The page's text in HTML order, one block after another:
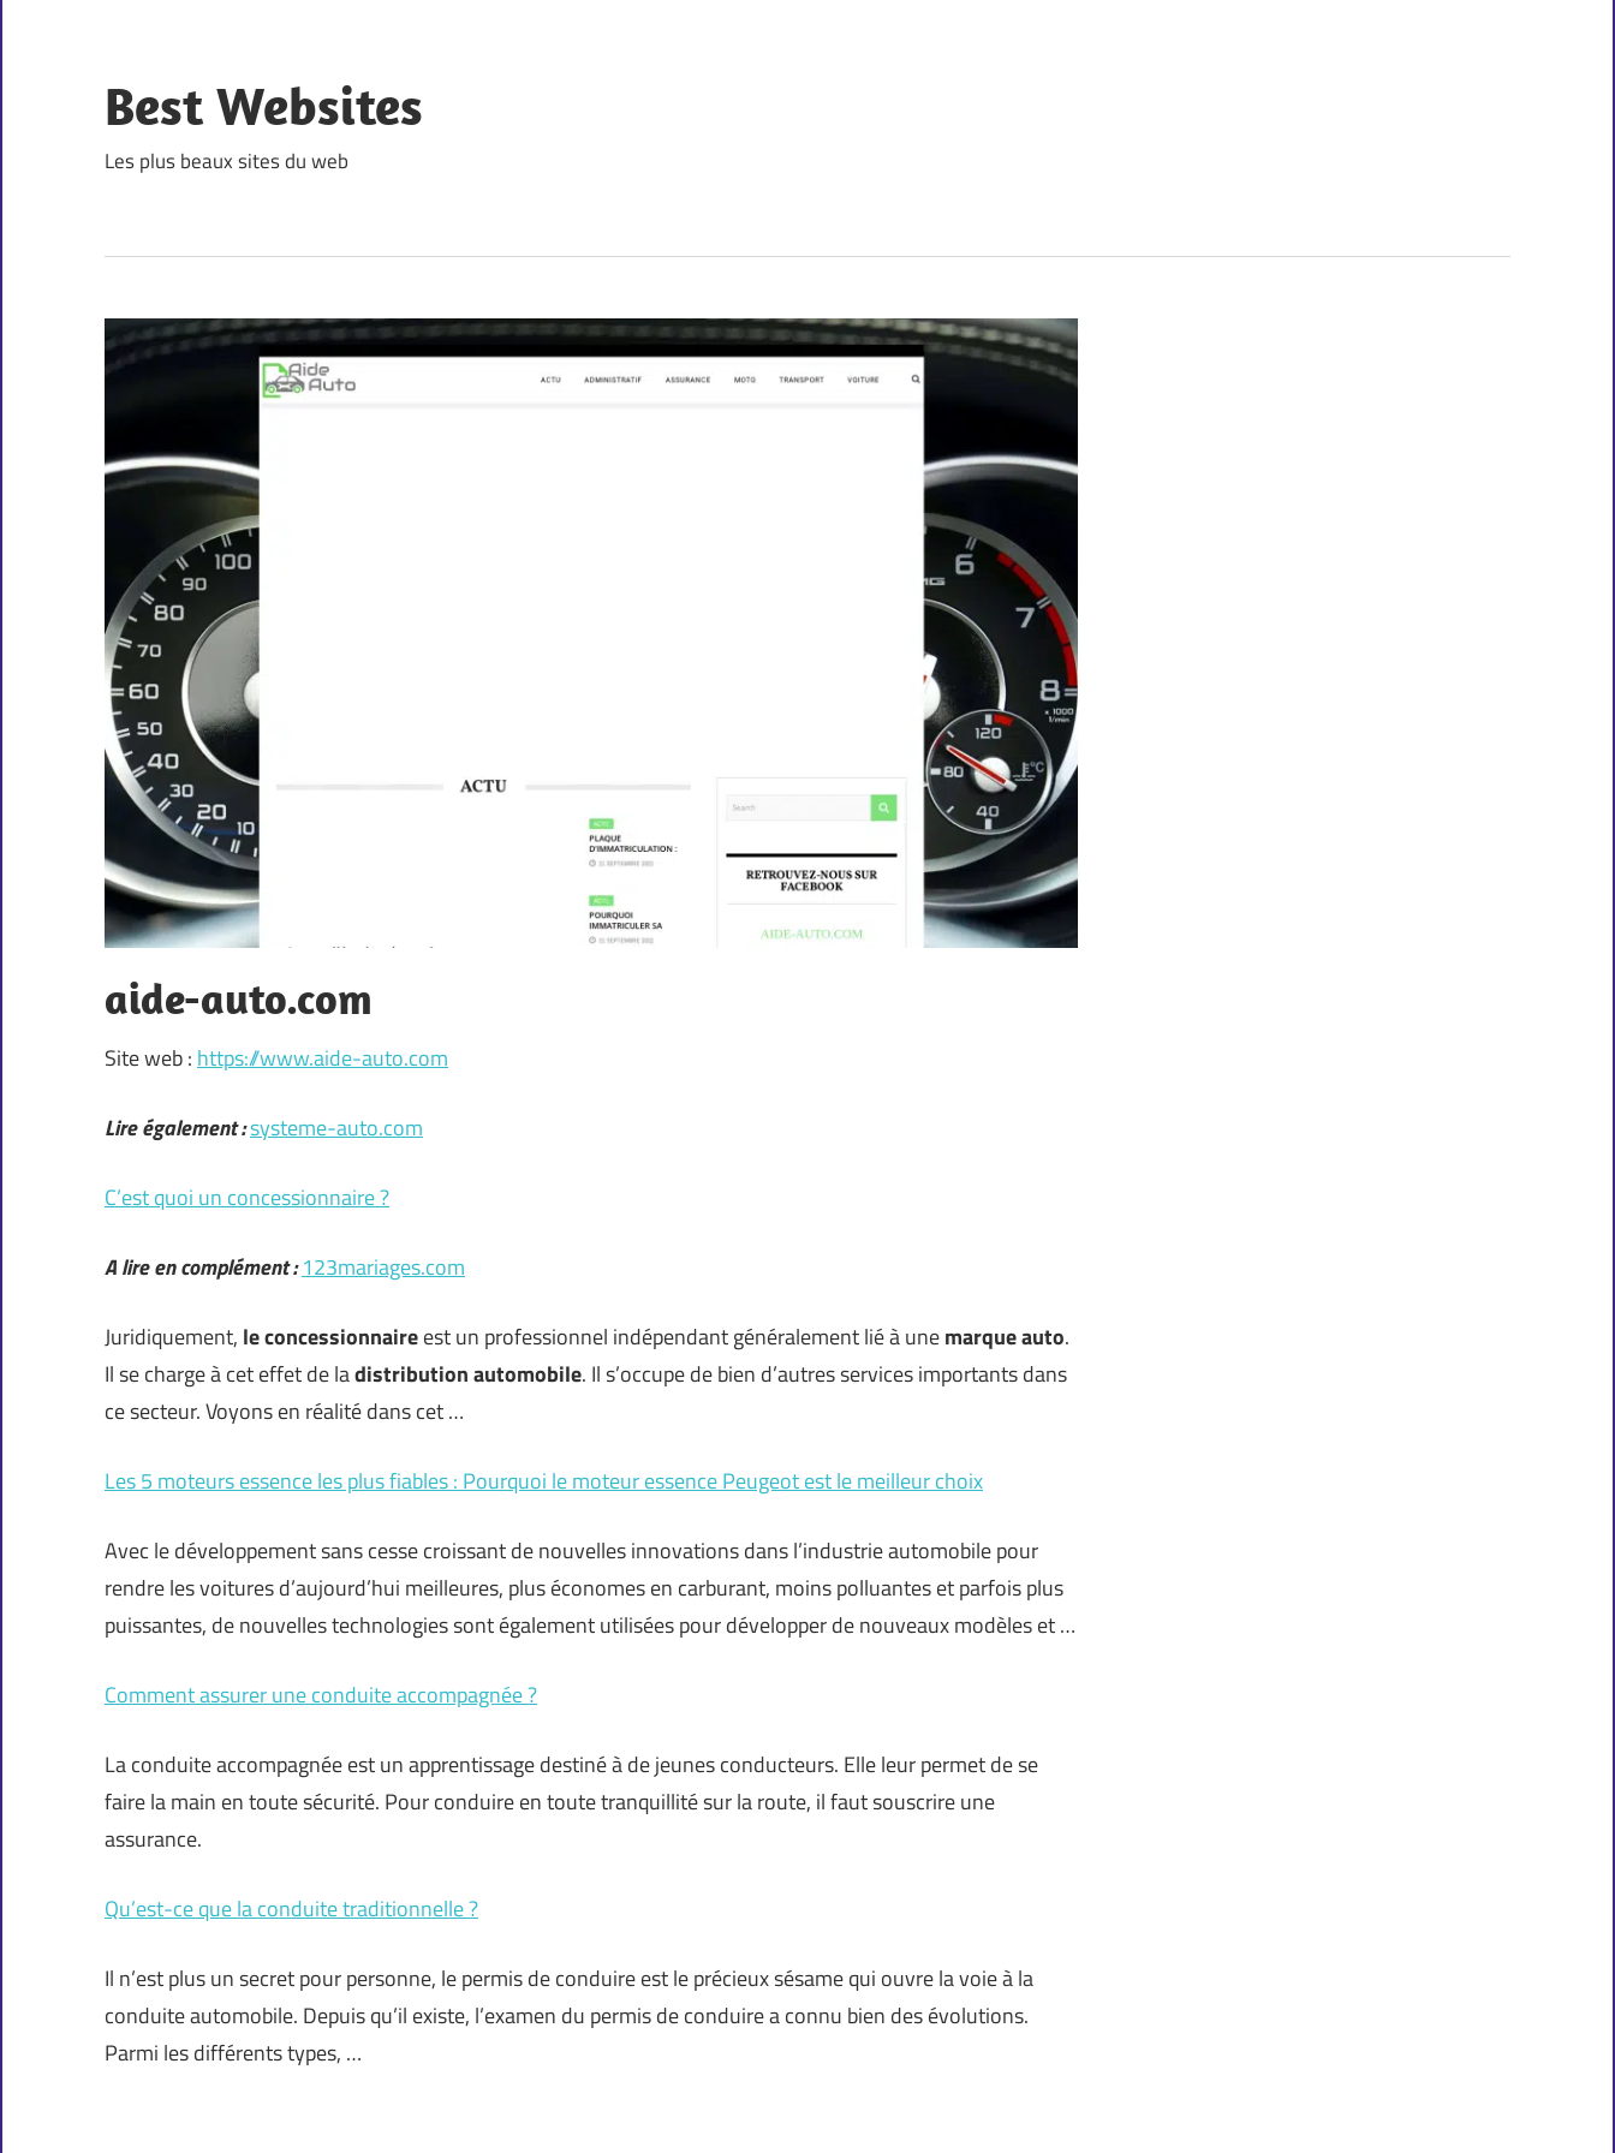
content
Best Websites
Les plus beaux sites du web
aide-auto.com
Site web : https://www.aide-auto.com
Lire également :systeme-auto.com
C’est quoi un concessionnaire ?
A lire en complément : 123mariages.com
Juridiquement, le concessionnaireest un professionnel indépendant généralement lié à unemarque auto.
Il se charge à cet effet de ladistribution automobile. Il s’occupe de bien d’autres services importants dans
ce secteur. Voyons en réalité dans cet …
Les 5 moteurs essence les plus fiables : Pourquoi le moteur essence Peugeot est le meilleur choix
Avec le développement sans cesse croissant de nouvelles innovations dans l’industrie automobile pour
rendre les voitures d’aujourd’hui meilleures, plus économes en carburant, moins polluantes et parfois plus
puissantes, de nouvelles technologies sont également utilisées pour développer de nouveaux modèles et …
Comment assurer une conduite accompagnée ?
La conduite accompagnée est un apprentissage destiné à de jeunes conducteurs. Elle leur permet de se
faire la main en toute sécurité. Pour conduire en toute tranquillité sur la route, il faut souscrire une
assurance.
Qu’est-ce que la conduite traditionnelle ?
Il n’est plus un secret pour personne, le permis de conduire est le précieux sésame qui ouvre la voie à la
conduite automobile. Depuis qu’il existe, l’examen du permis de conduire a connu bien des évolutions.
Parmi les différents types, …